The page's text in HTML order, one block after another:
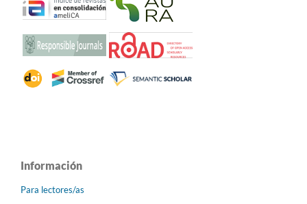
Información
Para lectores/as